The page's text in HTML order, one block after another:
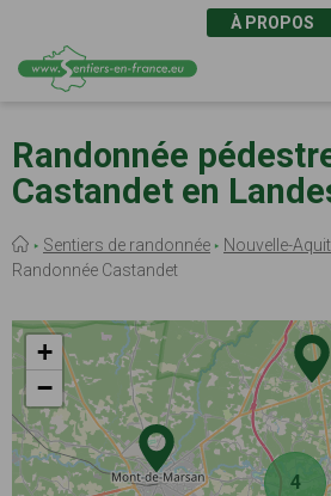
au
contenu
principal
À PROPOS
Randonnée
Castandet en
Fil
d'Ariane
Sentiers de randonnée Nouvelle-
Randonnée Castandet
4
+
−